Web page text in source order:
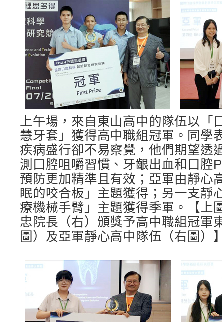
上午場，來自東山高中的隊伍以「
慧牙套」獲得高中職組冠軍。同學
疾病盛行卻不易察覺，他們期望透
測口腔咀嚼習慣、牙齦出血和口腔
預防更加精準且有效；亞軍由靜心
眠的咬合板」主題獲得；另一支靜
療機械手臂」主題獲得季軍。【上
忠院長（右）頒獎予高中職組冠軍
圖）及亞軍靜心高中隊伍（右圖）